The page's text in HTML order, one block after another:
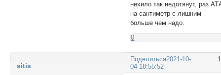
нехило так недотянут, раз
на сантиметр с лишним
больше чем надо.
0
Поделиться2021-10-
04 18:55:52
sitis